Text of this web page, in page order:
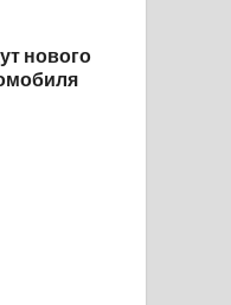
нового